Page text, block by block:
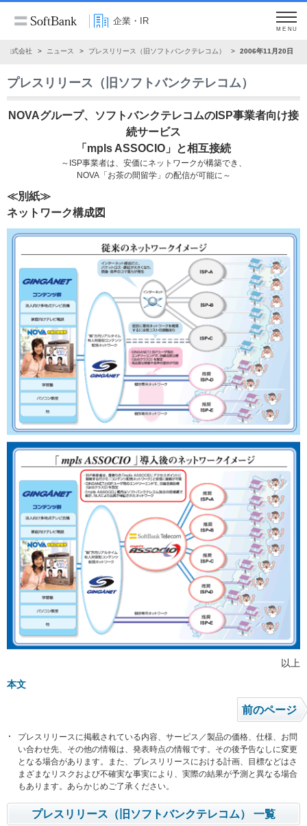
企業・IR
MENU
株式会社 ニュース プレスリリース（旧ソフトバンクテレコム） 2006年11月20日
プレスリリース（旧ソフトバンクテレコム）
NOVAグループ、ソフトバンクテレコムのISP事業者向け接
続サービス
「mpls ASSOCIO」と相互接続
～ISP事業者は、安価にネットワークが構築でき、
NOVA「お茶の間留学」の配信が可能に～
≪別紙≫
ネットワーク構成図
以上
本文
前のページ
プレスリリースに掲載されている内容、サービス／製品の価格、仕様、お問
い合わせ先、その他の情報は、発表時点の情報です。その後予告なしに変更
となる場合があります。また、プレスリリースにおける計画、目標などはさ
まざまなリスクおよび不確実な事実により、実際の結果が予測と異なる場合
もあります。あらかじめご了承ください。
プレスリリース（旧ソフトバンクテレコム） 一覧